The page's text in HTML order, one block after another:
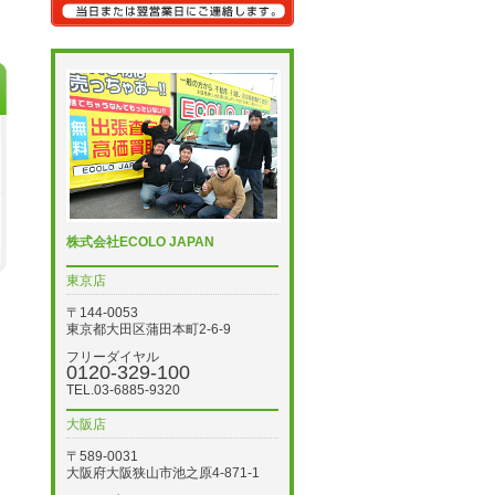
株式会社ECOLO JAPAN
東京店
〒144-0053
東京都大田区蒲田本町2-6-9
フリーダイヤル
0120-329-100
TEL.03-6885-9320
大阪店
〒589-0031
大阪府大阪狭山市池之原4-871-1